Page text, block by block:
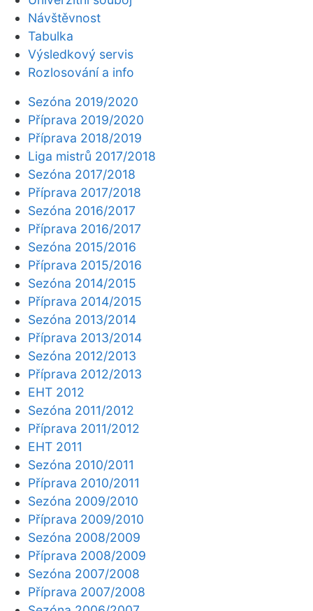
Návštěvnost
Tabulka
Výsledkový servis
Rozlosování a info
Sezóna 2019/2020
Příprava 2019/2020
Příprava 2018/2019
Liga mistrů 2017/2018
Sezóna 2017/2018
Příprava 2017/2018
Sezóna 2016/2017
Příprava 2016/2017
Sezóna 2015/2016
Příprava 2015/2016
Sezóna 2014/2015
Příprava 2014/2015
Sezóna 2013/2014
Příprava 2013/2014
Sezóna 2012/2013
Příprava 2012/2013
EHT 2012
Sezóna 2011/2012
Příprava 2011/2012
EHT 2011
Sezóna 2010/2011
Příprava 2010/2011
Sezóna 2009/2010
Příprava 2009/2010
Sezóna 2008/2009
Příprava 2008/2009
Sezóna 2007/2008
Příprava 2007/2008